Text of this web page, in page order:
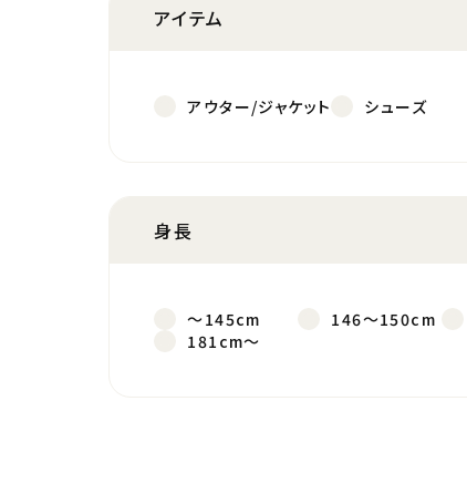
アイテム
アウター/ジャケット シューズ
身長
～145cm 146～150cm
181cm～